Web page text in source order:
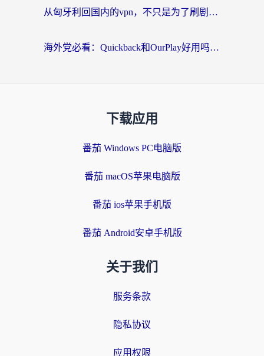
从匈牙利回国内的vpn，不只是为了刷剧那么简单
海外党必看：Quickback和OurPlay好用吗？3分钟选对回国加速器，无缝刷剧玩游戏
下载应用
番茄 Windows PC电脑版
番茄 macOS苹果电脑版
番茄 ios苹果手机版
番茄 Android安卓手机版
关于我们
服务条款
隐私协议
应用权限